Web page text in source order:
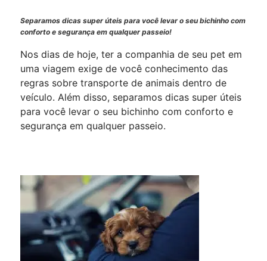
Separamos dicas super úteis para você levar o seu bichinho com
conforto e segurança em qualquer passeio!
Nos dias de hoje, ter a companhia de seu pet em
uma viagem exige de você conhecimento das
regras sobre transporte de animais dentro de
veículo. Além disso, separamos dicas super úteis
para você levar o seu bichinho com conforto e
segurança em qualquer passeio.